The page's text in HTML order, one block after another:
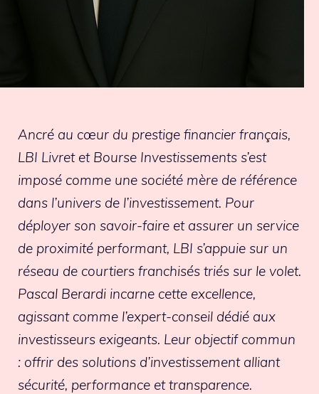
Ancré au cœur du prestige financier français,
LBI Livret et Bourse Investissements s’est
imposé comme une société mère de référence
dans l’univers de l’investissement. Pour
déployer son savoir-faire et assurer un service
de proximité performant, LBI s’appuie sur un
réseau de courtiers franchisés triés sur le volet.
Pascal Berardi incarne cette excellence,
agissant comme l’expert-conseil dédié aux
investisseurs exigeants. Leur objectif commun
: offrir des solutions d’investissement alliant
sécurité, performance et transparence.